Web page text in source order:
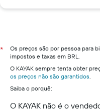
*
Os preços são por pessoa para
impostos e taxas em BRL.
O KAYAK sempre tenta obter
os preços não são garantidos.
Saiba o porquê:
O KAYAK não é o